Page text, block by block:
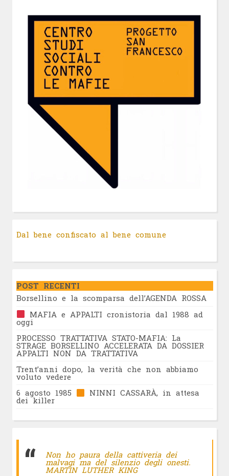
Dal bene confiscato al bene comune
POST RECENTI
Borsellino e la scomparsa dell’AGENDA ROSSA
MAFIA e APPALTI cronistoria dal 1988 ad
oggi
PROCESSO TRATTATIVA STATO-MAFIA: La
STRAGE BORSELLINO ACCELERATA DA DOSSIER
APPALTI NON DA TRATTATIVA
Trent’anni dopo, la verità che non abbiamo
voluto vedere
6 agosto 1985
NINNI CASSARÀ, in attesa
dei killer
Non ho paura della cattiveria dei
malvagi ma del silenzio degli onesti.
MARTIN LUTHER KING